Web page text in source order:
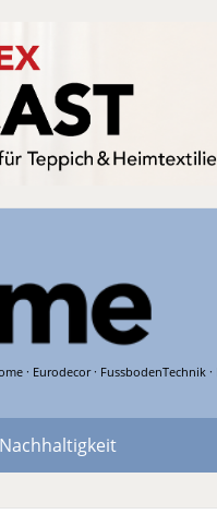
· Eurodecor · FussbodenTechnik
Nachhaltigkeit